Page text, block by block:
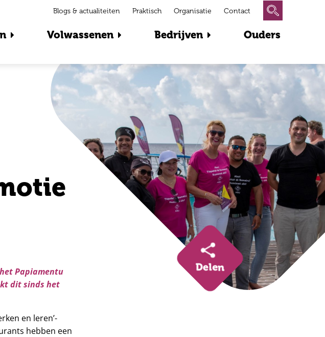
Volwassenen Bedrijven Ouders
Blogs & actualiteiten Praktisch Organisatie Contact
Delen
Papiamentu
dit sinds het
en leren’-
hebben een